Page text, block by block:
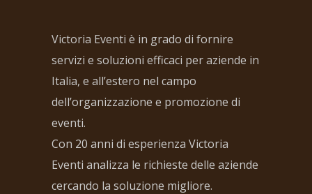
Victoria Eventi è in grado di fornire
servizi e soluzioni efficaci per aziende in
Italia, e all’estero nel campo
dell’organizzazione e promozione di
eventi.
Con 20 anni di esperienza Victoria
Eventi analizza le richieste delle aziende
cercando la soluzione migliore.